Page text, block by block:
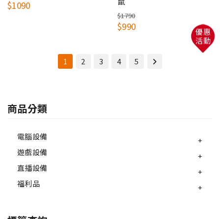
商品分類
電腦設備
遊戲設備
直播設備
福利品
$1090
$1790
$990
1 2 3 4 5
優惠
活動